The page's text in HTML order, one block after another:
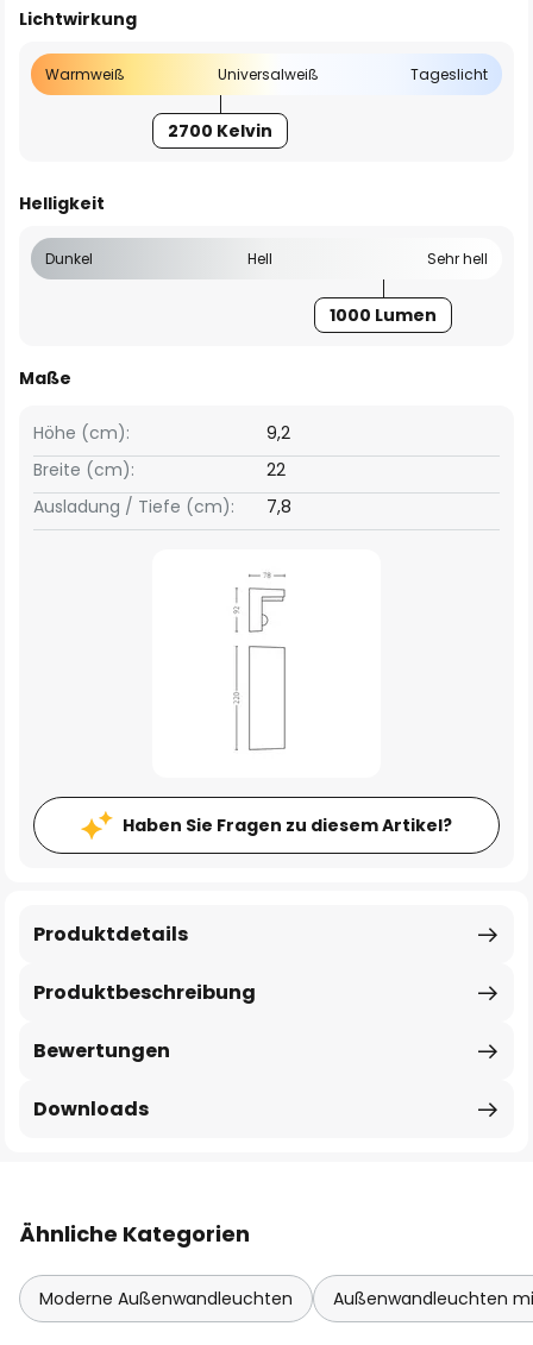
Lichtwirkung
Warmweiß Universalweiß Tageslicht
2700 Kelvin
Helligkeit
Dunkel Hell Sehr hell
1000 Lumen
Maße
Breite (cm): 22
Höhe (cm): 9,2
Ausladung / Tiefe (cm): 7,8
Haben Sie Fragen zu diesem Artikel?
Produktbeschreibung
Produktdetails
Bewertungen
Downloads
Ähnliche Kategorien
Moderne Außenwandleuchten Außenwandleuchten